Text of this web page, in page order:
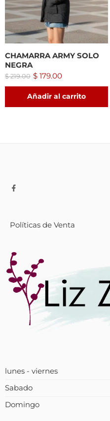
CHAMARRA ARMY SOLO
NEGRA
$219.00 $ 179.00
Añadir al carrito
Políticas de Venta
lunes - viernes
Sabado
Domingo